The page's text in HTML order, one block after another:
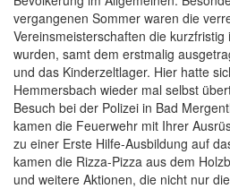
vergangenen Sommer waren die
Vereinsmeisterschaften die
wurden, samt dem erstmalig
und das Kinderzeltlager. Hier hatte
Hemmersbach wieder mal selbst
Besuch bei der Polizei in Bad
kamen die Feuerwehr mit Ihrer
zu einer Erste Hilfe-Ausbildung auf
kamen die Rizza-Pizza aus dem
und weitere Aktionen, die nicht nur